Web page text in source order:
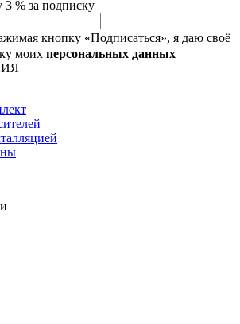
3 % за подписку
кнопку «Подписаться», я даю своё
моих персональных данных